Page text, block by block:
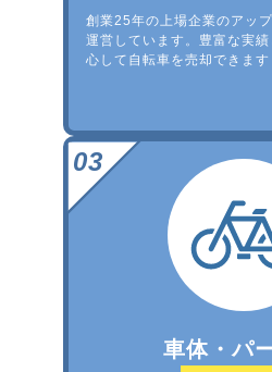
創業25年の上場企業のアッ
運営しています。豊富な実
心して自転車を売却できます
車体・パ